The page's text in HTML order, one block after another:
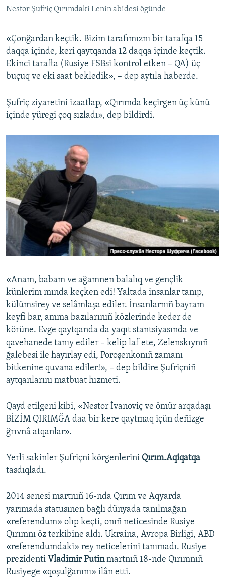
Nestor Şufriç Qırımdaki Lenin abidesi ögünde
«Çonğardan keçtik. Bizim tarafımıznı bir tarafqa 15
daqqa içinde, keri qaytqanda 12 daqqa içinde keçtik.
Ekinci tarafta (Rusiye FSBsi kontrol etken – QA) üç
buçuq ve eki saat bekledik», – dep aytıla haberde.
Şufriç ziyaretini izaatlap, «Qırımda keçirgen üç künü
içinde yüregi çoq sızladı», dep bildirdi.
«Anam, babam ve ağamnen balalıq ve gençlik
künlerim mında keçken edi! Yaltada insanlar tanıp,
külümsirey ve selâmlaşa ediler. İnsanlarnıñ bayram
keyfi bar, amma bazılarınıñ közlerinde keder de
körüne. Evge qaytqanda da yaqıt stantsiyasında ve
qavehanede tanıy ediler – kelip laf ete, Zelenskıynıñ
ğalebesi ile hayırlay edi, Poroşenkonıñ zamanı
bitkenine quvana ediler!», – dep bildire Şufriçniñ
aytqanlarını matbuat hızmeti.
Qayd etilgeni kibi, «Nestor İvanoviç ve ömür arqadaşı
BİZİM QIRIMĞA daa bir kere qaytmaq içün deñizge
ğrıvnâ atqanlar».
Yerli sakinler Şufriçni körgenlerini Qırım.Aqiqatqa
tasdıqladı.
2014 senesi martnıñ 16-nda Qırım ve Aqyarda
yarımada statusınen bağlı dünyada tanılmağan
«referendum» olıp keçti, onıñ neticesinde Rusiye
Qırımnı öz terkibine aldı. Ukraina, Avropa Birligi, ABD
«referendumdaki» rey neticelerini tanımadı. Rusiye
prezidenti Vladimir Putinmartnıñ 18-nde Qırımnıñ
Rusiyege «qoşulğanını» ilân etti.